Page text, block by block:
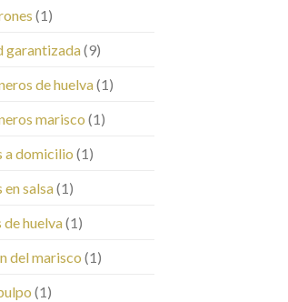
(1)
garantizada(9)
de huelva(1)
marisco (1)
a domicilio (1)
en salsa(1)
de huelva(1)
del marisco (1)
(1)